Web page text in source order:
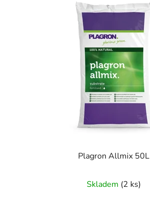
Plagron Allmix 50L
Skladem (2 ks)